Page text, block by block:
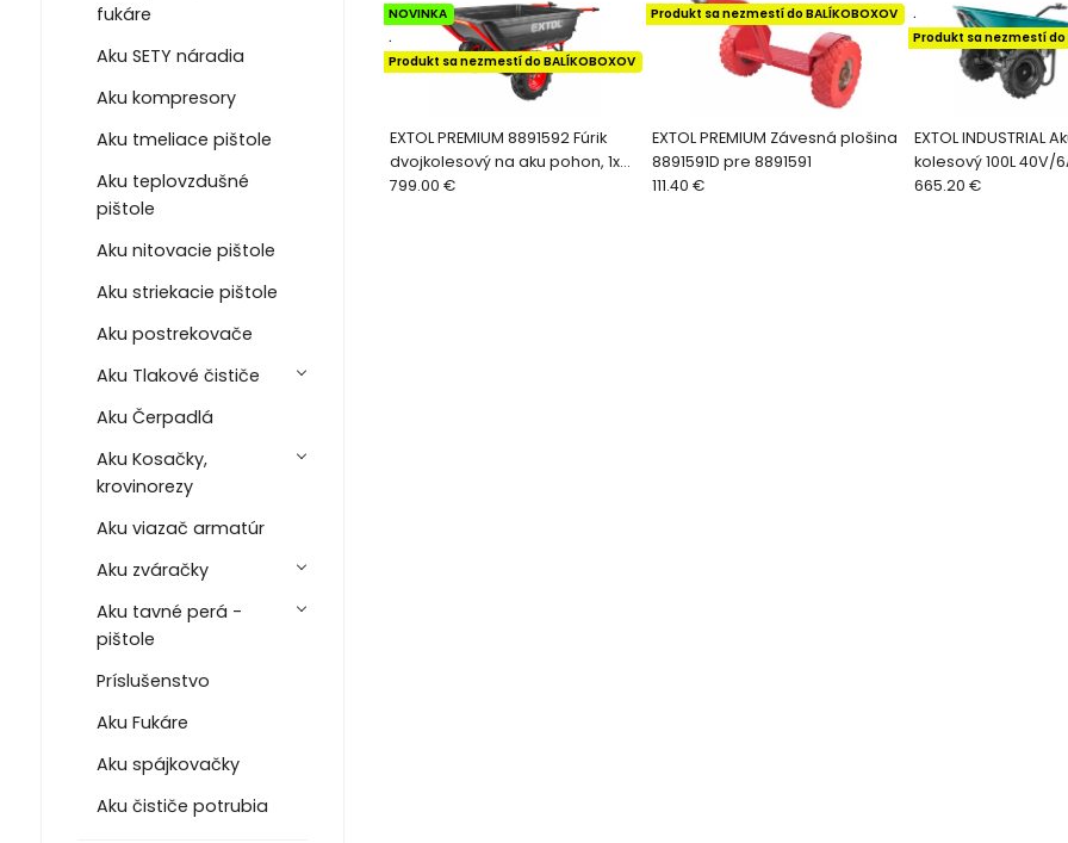
fukáre
Aku SETY náradia
Aku kompresory
Aku tmeliace pištole
Aku teplovzdušné
pištole
Aku nitovacie pištole
Aku striekacie pištole
Aku postrekovače
Aku Tlakové čističe
Aku Čerpadlá
Aku Kosačky,
krovinorezy
Aku viazač armatúr
Aku zváračky
Aku tavné perá -
pištole
Príslušenstvo
Aku Fukáre
Aku spájkovačky
Aku čističe potrubia
EXTOL PREMIUM 8891592 Fúrik
dvojkolesový na aku pohon, 1x
40V/6Ah, 225l, max. 400kg
NOVINKA
.
Produkt sa nezmestí do BALÍKOBOXOV
799.00 €
EXTOL PREMIUM Závesná plošina
8891591D pre 8891591
Produkt sa nezmestí do BALÍKOBOXOV
111.40 €
EXTOL INDUSTRIAL
kolesový 100L 40V/
.
Produkt sa nezmestí do
665.20 €